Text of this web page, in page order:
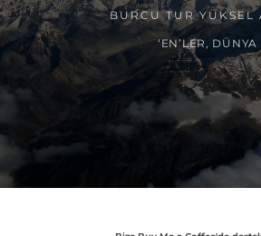
BURCU TUR YÜKSEL
‘EN’LER DÜNYA